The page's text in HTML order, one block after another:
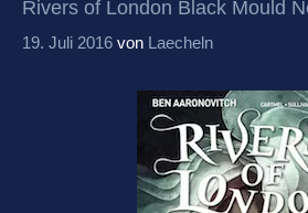
Rivers of London Black Mould
19. Juli 2016 von Laecheln